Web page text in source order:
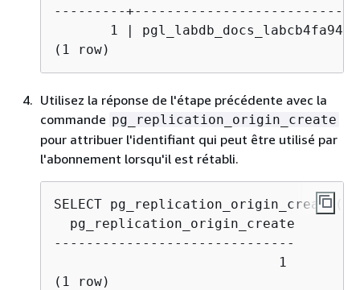
---------
1 |
(1 row)
Utilisez la réponse de l'étape précédente avec la
commande pg_replication_origin_create
pour attribuer l'identifiant qui peut être utilisé par
l'abonnement lorsqu'il est rétabli.
  pg_replication_origin_create
------------------------------
                            1
(1 row)